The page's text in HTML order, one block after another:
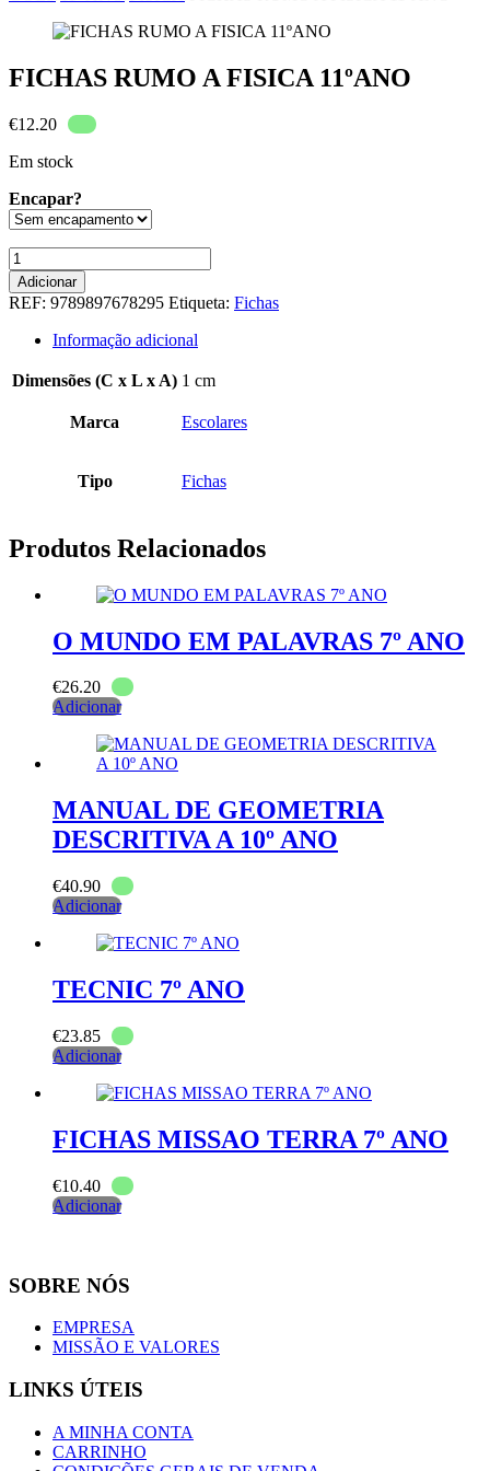
FICHAS RUMO A FISICA 11ºANO
€12.20
Em stock
Encapar?
Quantidade
de
FICHAS
RUMO
FISICA
11ºANO
Adicionar
REF: 9789897678295 Etiqueta: Fichas
Informação adicional
Dimensões (C x L x A) 1 cm
Marca Escolares
Tipo Fichas
Produtos Relacionados
O MUNDO EM PALAVRAS 7º ANO
€26.20
Adicionar
MANUAL DE GEOMETRIA
DESCRITIVA A 10º ANO
€40.90
Adicionar
TECNIC 7º ANO
€23.85
Adicionar
FICHAS MISSAO TERRA 7º ANO
€10.40
Adicionar
SOBRE NÓS
EMPRESA
MISSÃO E VALORES
LINKS ÚTEIS
A MINHA CONTA
CARRINHO